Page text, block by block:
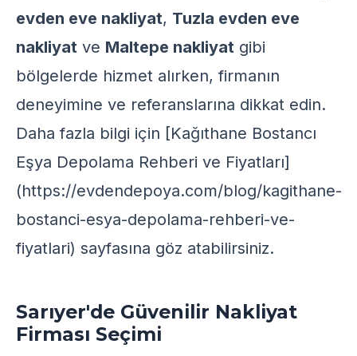
evden eve nakliyat, Tuzla evden eve
nakliyat ve Maltepe nakliyat gibi
bölgelerde hizmet alırken, firmanın
deneyimine ve referanslarına dikkat edin.
Daha fazla bilgi için [Kağıthane Bostancı
Eşya Depolama Rehberi ve Fiyatları]
(https://evdendepoya.com/blog/kagithane-
bostanci-esya-depolama-rehberi-ve-
fiyatlari) sayfasına göz atabilirsiniz.
Sarıyer'de Güvenilir Nakliyat
Firması Seçimi